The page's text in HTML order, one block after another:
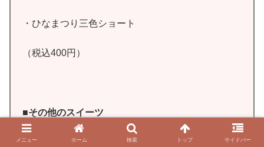
・ひなまつり三色ショート
（税込400円）
■その他のスイーツ
・ひなまつりペコちゃんプリン
メニュー ホーム 検索 トップ サイドバー